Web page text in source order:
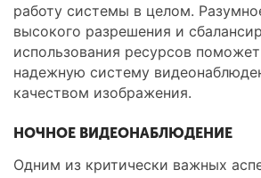
работу системы в целом.
высокого разрешения и
использования ресурсов
надежную систему
качеством изображения.
НОЧНОЕ ВИДЕОНАБЛЮДЕНИЕ
Одним из критически важных